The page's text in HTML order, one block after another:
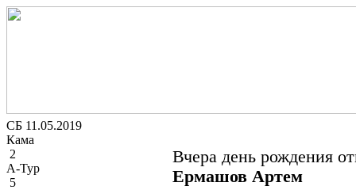
СБ 11.05.2019
Кама
2
А-Тур
5
Вчера день рождения
Ермашов Артем